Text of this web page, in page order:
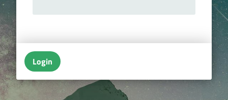
Login